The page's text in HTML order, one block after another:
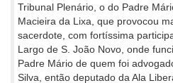
Tribunal Plenário, o do Padre
Macieira da Lixa, que provocou
sacerdote, com fortíssima
Largo de S. João Novo, onde
Padre Mário de quem foi
Silva, então deputado da Ala